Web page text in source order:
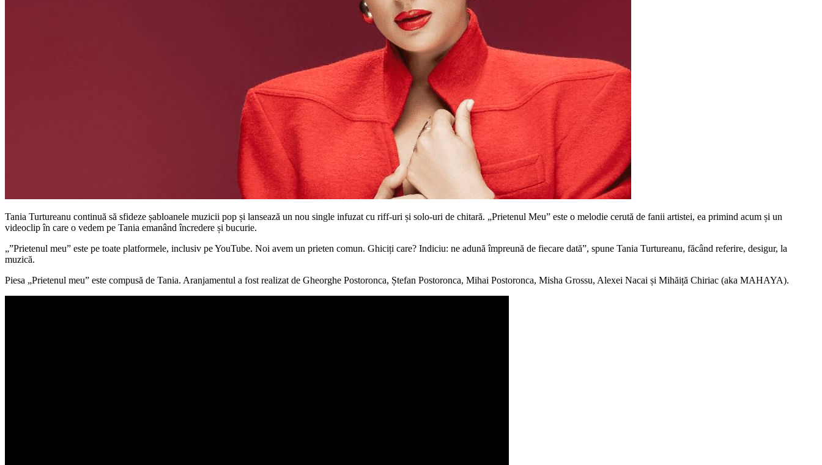
Tania Turtureanu continuă să sfideze șabloanele muzicii pop și lansează un nou single infuzat cu riff-uri și solo-uri de chitară. „Prietenul Meu” este o melodie cerută de fanii artistei, ea primind acum și un
videoclip în care o vedem pe Tania emanând încredere și bucurie.
„”Prietenul meu” este pe toate platformele, inclusiv pe YouTube. Noi avem un prieten comun. Ghiciți care? Indiciu: ne adună împreună de fiecare dată”, spune Tania Turtureanu, făcând referire, desigur, la
muzică.
Piesa „Prietenul meu” este compusă de Tania. Aranjamentul a fost realizat de Gheorghe Postoronca, Ștefan Postoronca, Mihai Postoronca, Misha Grossu, Alexei Nacai și Mihăiță Chiriac (aka MAHAYA).